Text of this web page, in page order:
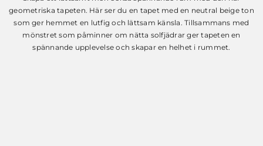
var:
599 SEK.
är:
199 SEK.
geometriska tapeten. Här ser du en tapet med en neutral beige ton
som ger hemmet en lutfig och lättsam känsla. Tillsammans med
mönstret som påminner om nätta solfjädrar ger tapeten en
spännande upplevelse och skapar en helhet i rummet.